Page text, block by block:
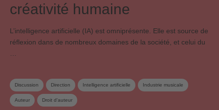
créativité humaine
L’intelligence artificielle (IA) est omniprésente. Elle est source de
réflexion dans de nombreux domaines de la société, et celui du
Discussion Direction Intelligence artificielle Industrie musicale
Auteur Droit d'auteur